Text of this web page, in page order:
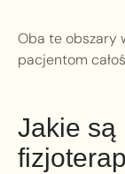
Oba te obszary
pacjentom
Jakie są